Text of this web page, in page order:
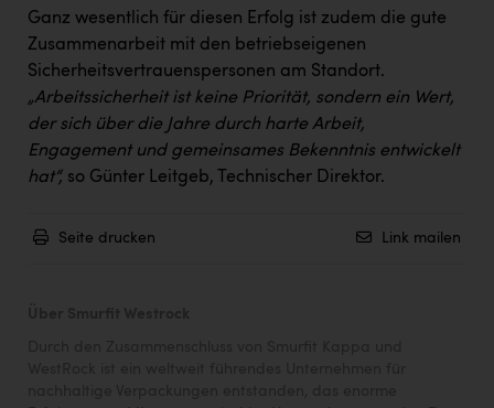
SCRI - Salzburg Cancer Research Institute
SCHMACHTL GmbH
Schwingshandl - automation technology gmbh
Smurfit Westrock Nettingsdorf
Ganz wesentlich für diesen Erfolg ist zudem die gute
Zusammenarbeit mit den betriebseigenen
Sicherheitsvertrauenspersonen am Standort.
„Arbeitssicherheit ist keine Priorität, sondern ein Wert,
der sich über die Jahre durch harte Arbeit,
Engagement und gemeinsames Bekenntnis entwickelt
hat“, so Günter Leitgeb, Technischer Direktor.
Seite drucken Link mailen